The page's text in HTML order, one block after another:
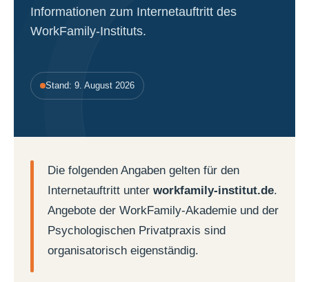
Informationen zum Internetauftritt des
WorkFamily-Instituts.
Stand: 9. August 2026
Die folgenden Angaben gelten für den
Internetauftritt unter workfamily-institut.de.
Angebote der WorkFamily-Akademie und der
Psychologischen Privatpraxis sind
organisatorisch eigenständig.